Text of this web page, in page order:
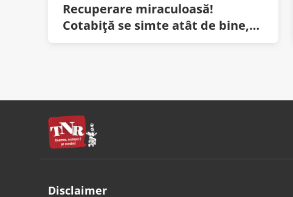
Recuperare miraculoasă!
Cotabiţă se simte atât de bine,
că azi a operat singur un alt
Disclaimer